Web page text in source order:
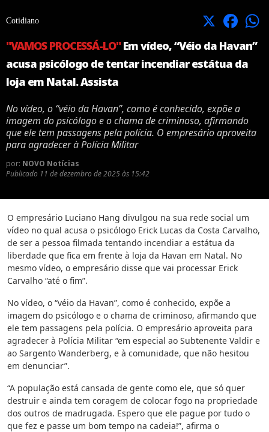
Cotidiano X Facebook
"VAMOS PROCESSÁ-LO"Em vídeo, “Véio da Havan”
acusa psicólogo de tentar incendiar estátua da
loja em Natal. Assista
No vídeo, o “véio da Havan”, como é conhecido, expõe a
imagem do psicólogo e o chama de criminoso, afirmando
que ele tem passagens pela polícia. O empresário aproveita
para agradecer à Polícia Militar
por: NOVO Notícias
Publicado 11 de dezembro de 2025 às 15:42
O empresário Luciano Hang divulgou na sua rede social um
vídeo no qual acusa o psicólogo Erick Lucas da Costa Carvalho,
de ser a pessoa filmada tentando incendiar a estátua da
liberdade que fica em frente à loja da Havan em Natal. No
mesmo vídeo, o empresário disse que vai processar Erick
Carvalho “até o fim”.
No vídeo, o “véio da Havan”, como é conhecido, expõe a
imagem do psicólogo e o chama de criminoso, afirmando que
ele tem passagens pela polícia. O empresário aproveita para
agradecer à Polícia Militar “em especial ao Subtenente Valdir e
ao Sargento Wanderberg, e à comunidade, que não hesitou
em denunciar”.
“A população está cansada de gente como ele, que só quer
destruir e ainda tem coragem de colocar fogo na propriedade
dos outros de madrugada. Espero que ele pague por tudo o
que fez e passe um bom tempo na cadeia!”, afirma o